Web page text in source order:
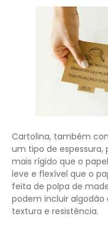
Cartolina, também
um tipo de espessura,
mais rígido que o
leve e flexível que o
feita de polpa de
podem incluir
textura e resistência.